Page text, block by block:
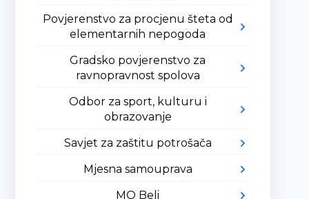
Povjerenstvo za procjenu šteta od
elementarnih nepogoda
Gradsko povjerenstvo za
ravnopravnost spolova
Odbor za sport, kulturu i
obrazovanje
Savjet za zaštitu potrošača
Mjesna samouprava
MO Beli